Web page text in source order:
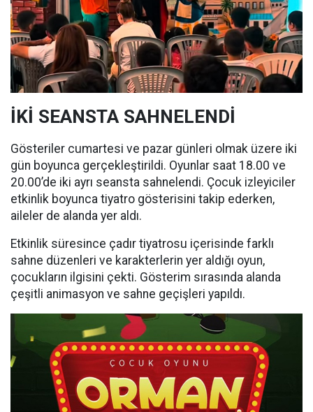
İKİ SEANSTA SAHNELENDİ
Gösteriler cumartesi ve pazar günleri olmak üzere iki
gün boyunca gerçekleştirildi. Oyunlar saat 18.00 ve
20.00’de iki ayrı seansta sahnelendi. Çocuk izleyiciler
etkinlik boyunca tiyatro gösterisini takip ederken,
aileler de alanda yer aldı.
Etkinlik süresince çadır tiyatrosu içerisinde farklı
sahne düzenleri ve karakterlerin yer aldığı oyun,
çocukların ilgisini çekti. Gösterim sırasında alanda
çeşitli animasyon ve sahne geçişleri yapıldı.